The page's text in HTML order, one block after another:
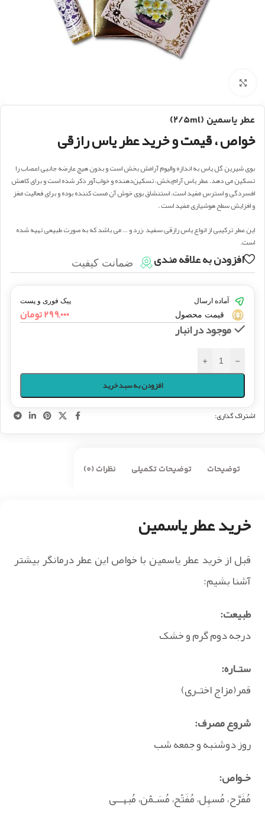
عطر یاسمین (2/5ml)
خواص ، قیمت و خرید عطر یاس رازقی
بوی شیرین گل یاس به اندازه والیوم آرامش بخش است و بدون هیچ عارضه جانبی اعصاب را
تسکین می ‌دهد. عطر یاس آرام‌بخش، تسکین‌دهنده و خواب‌آور ذکر شده است و برای کاهش
افسردگی و استرس مفید است. استنشاق بوی خوش آن مست کننده بوده و برای فعالیت مغز
و افزایش سطح هوشیاری مفید است .
این عطر ترکیبی از انواع یاس رازقی،سفید ،زرد و … می باشد که به صورت طبیعی تهیه شده
است.
افزودن به علاقه مندی ضمانت کیفیت
آماده ارسال پیک فوری و پست
قیمت محصول ۲۹۹,۰۰۰تومان
موجود در انبار
-
+
افزودن به سبد خرید
اشتراک گذاری:
توضیحات توضیحات تکمیلی نظرات (0)
خرید عطر یاسمین
قبل از خرید عطر یاسمین با خواص این عطر درمانگر بیشتر
آشنا بشیم:
طبیعت:
درجه دوم گرم و خشک
ستـاره:
قمر(مزاج اختـری)
شروع مصرف:
روز دوشنبه و جمعه شب
خـواص:
مُفَرَّح، مُسهِل، مُفَتّح، مُسَـمّن، مُبهــی